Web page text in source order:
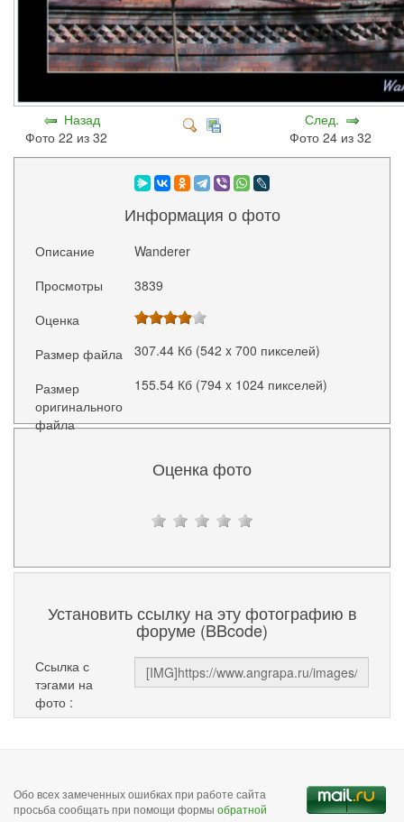
Назад
Фото 22 из 32
След.
Фото 24 из 32
Информация о фото
Описание
Wanderer
Просмотры
3839
Оценка
Размер файла
307.44 Кб (542 x 700 пикселей)
Размер
оригинального
файла
155.54 Кб (794 x 1024 пикселей)
Оценка фото
Установить ссылку на эту фотографию в
форуме (BBcode)
Ссылка с
тэгами на
фото :
Обо всех замеченных ошибках при работе сайта
просьба сообщать при помощи формы обратной